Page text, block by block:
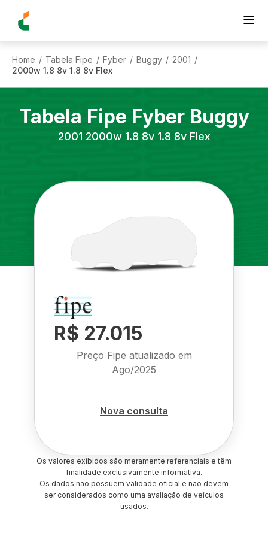
Home / Tabela Fipe / Fyber / Buggy / 2001 /
2000w 1.8 8v 1.8 8v Flex
Tabela Fipe Fyber Buggy
2001 2000w 1.8 8v 1.8 8v Flex
R$ 27.015
Preço Fipe atualizado em
Ago/2025
Nova consulta
Os valores exibidos são meramente referenciais e têm
finalidade exclusivamente informativa.
Os dados não possuem validade oficial e não devem
ser considerados como uma avaliação de veículos
usados.